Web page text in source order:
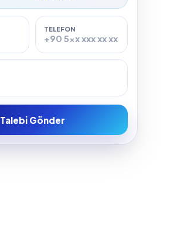
TELEFON
Talebi Gönder